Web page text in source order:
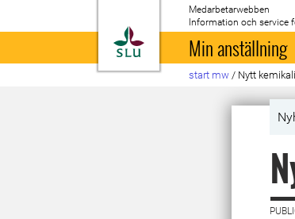
Till startsida
Medarbetarwebben
Information och service
Min anställning
start mw / Nytt